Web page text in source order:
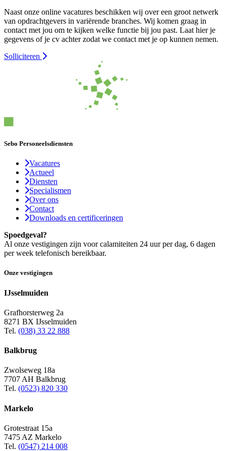
Naast onze online vacatures beschikken wij over een groot netwerk
van opdrachtgevers in variërende branches. Wij komen graag in
contact met jou om te kijken welke functie bij jou past. Laat hier je
gegevens of je cv achter zodat we contact met je op kunnen nemen.
Solliciteren
Sebo Personeelsdiensten
Vacatures
Actueel
Diensten
Specialismen
Over ons
Contact
Downloads en certificeringen
Spoedgeval?
Al onze vestigingen zijn voor calamiteiten 24 uur per dag, 6 dagen
per week telefonisch bereikbaar.
Onze vestigingen
IJsselmuiden
Grafhorsterweg 2a
8271 BX IJsselmuiden
Tel. (038) 33 22 888
Balkbrug
Zwolseweg 18a
7707 AH Balkbrug
Tel. (0523) 820 330
Markelo
Grotestraat 15a
7475 AZ Markelo
Tel. (0547) 214 008